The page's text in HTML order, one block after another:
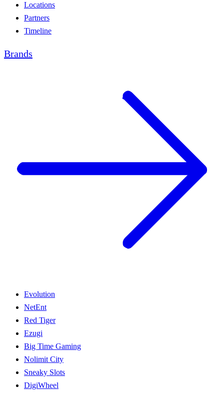
Locations
Partners
Timeline
Brands
Evolution
NetEnt
Red Tiger
Ezugi
Big Time Gaming
Nolimit City
Sneaky Slots
DigiWheel